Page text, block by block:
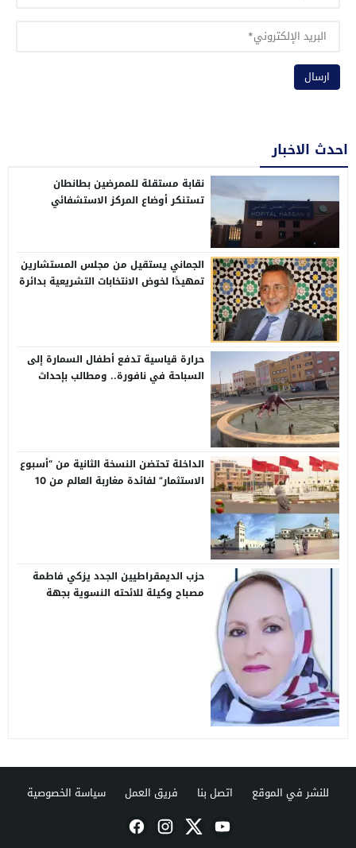
احدث الاخبار
نقابة مستقلة للممرضين بطانطان
تستنكر أوضاع المركز الاستشفائي
الجماني يستقيل من مجلس المستشارين
تمهيدًا لخوض الانتخابات التشريعية بدائرة
حرارة قياسية تدفع أطفال السمارة إلى
السباحة في نافورة.. ومطالب بإحداث
الداخلة تحتضن النسخة الثانية من “أسبوع
الاستثمار” لفائدة مغاربة العالم من 10
حزب الديمقراطيين الجدد يزكي فاطمة
مصباح وكيلة للائحته النسوية بجهة
للنشر في الموقع اتصل بنا فريق العمل سياسة الخصوصية